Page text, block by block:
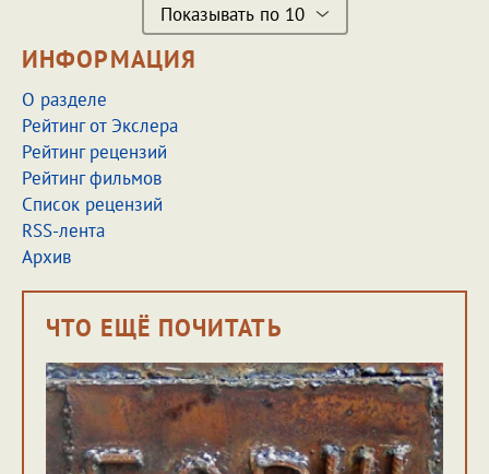
Показывать по 10
ИНФОРМАЦИЯ
О разделе
Рейтинг от Экслера
Рейтинг рецензий
Рейтинг фильмов
Список рецензий
RSS-лента
Архив
ЧТО ЕЩЁ ПОЧИТАТЬ